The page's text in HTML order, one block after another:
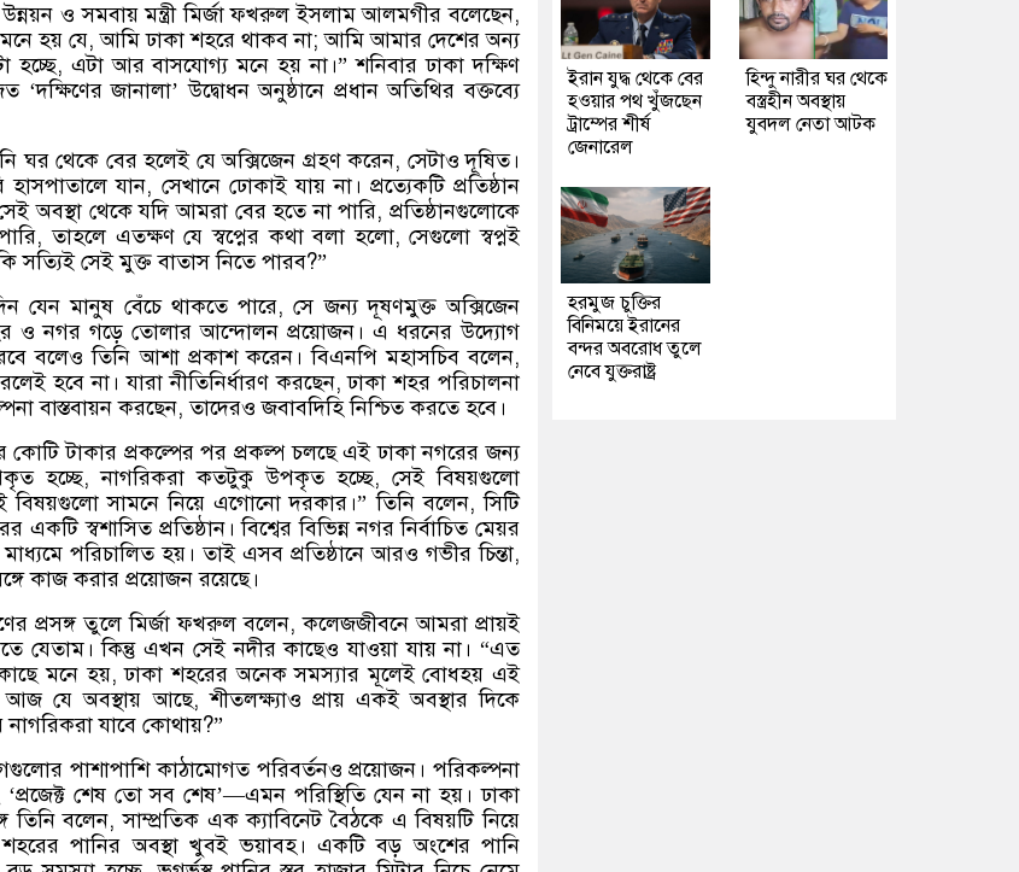
উন্নয়ন ও সমবায় মন্ত্রী মির্জা ফখরুল ইসলাম আলমগীর বলেছেন,
হয় যে,আমি ঢাকা শহরে থাকব না;আমি আমার দেশের অন্য
হচ্ছে, এটা আর বাসযোগ্য মনে হয় না।”শনিবার ঢাকা দক্ষিণ
‘দক্ষিণের জানালা’উদ্বোধন অনুষ্ঠানে প্রধান অতিথির বক্তব্যে
ঘর থেকে বের হলেই যে অক্সিজেন গ্রহণ করেন, সেটাও দূষিত।
যান, সেখানে ঢোকাই যায় না। প্রত্যেকটি প্রতিষ্ঠান
অবস্থা থেকে যদি আমরা বের হতে না পারি,প্রতিষ্ঠানগুলোকে
,তাহলে এতক্ষণ যে স্বপ্নের কথা বলা হলো,সেগুলো স্বপ্নই
সত্যিই সেই মুক্ত বাতাস নিতে পারব?”
যেন মানুষ বেঁচে থাকতে পারে,সে জন্য দূষণমুক্ত অক্সিজেন
ও নগর গড়ে তোলার আন্দোলন প্রয়োজন। এ ধরনের উদ্যোগ
বলেও তিনি আশা প্রকাশ করেন। বিএনপি মহাসচিব বলেন,
হবে না। যারা নীতিনির্ধারণ করছেন,ঢাকা শহর পরিচালনা
বাস্তবায়ন করছেন,তাদেরও জবাবদিহি নিশ্চিত করতে হবে।
কোটি টাকার প্রকল্পের পর প্রকল্প চলছে এই ঢাকা নগরের জন্য
হচ্ছে,নাগরিকরা কতটুকু উপকৃত হচ্ছে, সেই বিষয়গুলো
বিষয়গুলো সামনে নিয়ে এগোনো দরকার।”তিনি বলেন,সিটি
একটি স্বশাসিত প্রতিষ্ঠান। বিশ্বের বিভিন্ন নগর নির্বাচিত মেয়র
পরিচালিত হয়। তাই এসব প্রতিষ্ঠানে আরও গভীর চিন্তা,
কাজ করার প্রয়োজন রয়েছে।
প্রসঙ্গ তুলে মির্জা ফখরুল বলেন,কলেজজীবনে আমরা প্রায়ই
যেতাম। কিন্তু এখন সেই নদীর কাছেও যাওয়া যায় না। “এত
মনে হয়,ঢাকা শহরের অনেক সমস্যার মূলেই বোধহয় এই
আজ যে অবস্থায় আছে,শীতলক্ষ্যাও প্রায় একই অবস্থার দিকে
নাগরিকরা যাবে কোথায়?”
পাশাপাশি কাঠামোগত পরিবর্তনও প্রয়োজন। পরিকল্পনা
‘প্রজেক্ট শেষ তো সব শেষ’—এমন পরিস্থিতি যেন না হয়। ঢাকা
তিনি বলেন,সাম্প্রতিক এক ক্যাবিনেট বৈঠকে এ বিষয়টি নিয়ে
শহরের পানির অবস্থা খুবই ভয়াবহ। একটি বড় অংশের পানি
ইরান যুদ্ধ থেকে বের
হওয়ার পথ খুঁজছেন
ট্রাম্পের শীর্ষ
জেনারেল
হিন্দু নারীর ঘর থেকে
বস্ত্রহীন অবস্থায়
যুবদল নেতা আটক
হরমুজ চুক্তির
বিনিময়ে ইরানের
বন্দর অবরোধ তুলে
নেবে যুক্তরাষ্ট্র